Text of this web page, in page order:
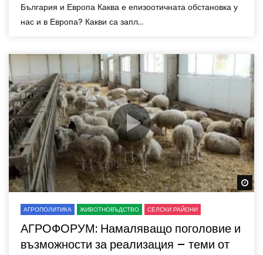
България и Европа Каква е епизоотичната обстановка у
нас и в Европа? Какви са запл...
АГРОПОЛИТИКА ЖИВОТНОВЪДСТВО СЕЛСКИ РАЙОНИ
АГРОФОРУМ: Намаляващо поголовие и
възможности за реализация – теми от